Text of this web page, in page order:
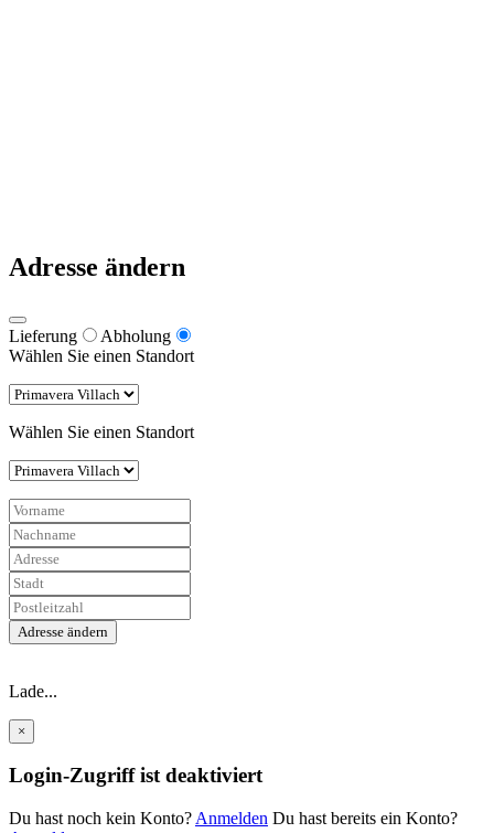
Adresse ändern
Lieferung
Abholung
Wählen Sie einen Standort
Wählen Sie einen Standort
Adresse ändern
Lade...
×
Login-Zugriff ist deaktiviert
Du hast noch kein Konto? Anmelden Du hast bereits ein Konto?